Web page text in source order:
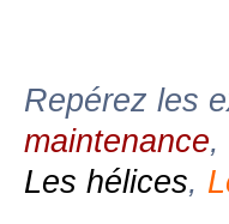
Repérez les
maintenance,
Les hélices,